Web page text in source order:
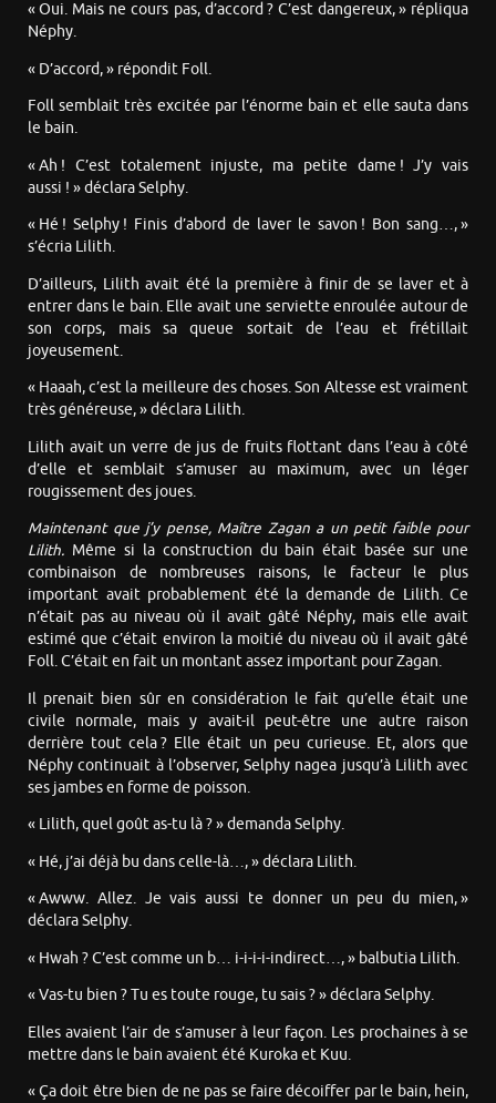
« Oui. Mais ne cours pas, d’accord ? C’est dangereux, » répliqua
Néphy.
« D’accord, » répondit Foll.
Foll semblait très excitée par l’énorme bain et elle sauta dans
le bain.
« Ah ! C’est totalement injuste, ma petite dame ! J’y vais
aussi ! » déclara Selphy.
« Hé ! Selphy ! Finis d’abord de laver le savon ! Bon sang…, »
s’écria Lilith.
D’ailleurs, Lilith avait été la première à finir de se laver et à
entrer dans le bain. Elle avait une serviette enroulée autour de
son corps, mais sa queue sortait de l’eau et frétillait
joyeusement.
« Haaah, c’est la meilleure des choses. Son Altesse est vraiment
très généreuse, » déclara Lilith.
Lilith avait un verre de jus de fruits flottant dans l’eau à côté
d’elle et semblait s’amuser au maximum, avec un léger
rougissement des joues.
Maintenant que j’y pense, Maître Zagan a un petit faible pour
Lilith. Même si la construction du bain était basée sur une
combinaison de nombreuses raisons, le facteur le plus
important avait probablement été la demande de Lilith. Ce
n’était pas au niveau où il avait gâté Néphy, mais elle avait
estimé que c’était environ la moitié du niveau où il avait gâté
Foll. C’était en fait un montant assez important pour Zagan.
Il prenait bien sûr en considération le fait qu’elle était une
civile normale, mais y avait-il peut-être une autre raison
derrière tout cela ? Elle était un peu curieuse. Et, alors que
Néphy continuait à l’observer, Selphy nagea jusqu’à Lilith avec
ses jambes en forme de poisson.
« Lilith, quel goût as-tu là ? » demanda Selphy.
« Hé, j’ai déjà bu dans celle-là…, » déclara Lilith.
« Awww. Allez. Je vais aussi te donner un peu du mien, »
déclara Selphy.
« Hwah ? C’est comme un b… i-i-i-i-indirect…, » balbutia Lilith.
« Vas-tu bien ? Tu es toute rouge, tu sais ? » déclara Selphy.
Elles avaient l’air de s’amuser à leur façon. Les prochaines à se
mettre dans le bain avaient été Kuroka et Kuu.
« Ça doit être bien de ne pas se faire décoiffer par le bain, hein,